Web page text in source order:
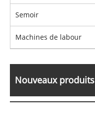
Semoir
Machines de labour
Nouveaux produits